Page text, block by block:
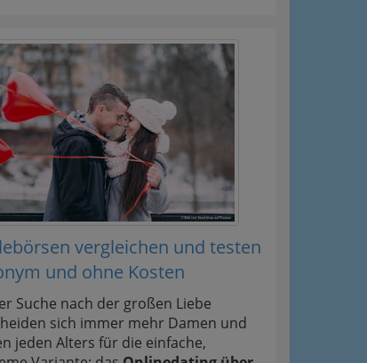
vergleichen und testen
und ohne Kosten
Suche nach der großen Liebe
sich immer mehr Damen und
jeden Alters für die einfache,